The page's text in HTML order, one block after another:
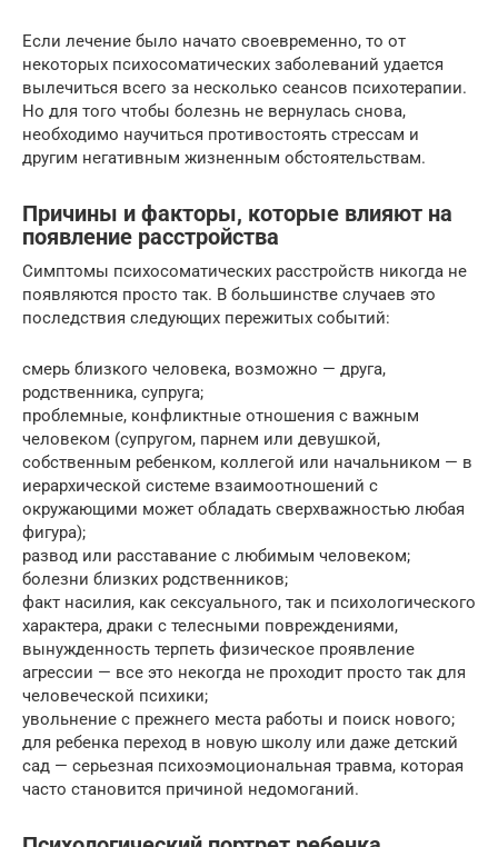
Если лечение было начато своевременно, то от
некоторых психосоматических заболеваний удается
вылечиться всего за несколько сеансов психотерапии.
Но для того чтобы болезнь не вернулась снова,
необходимо научиться противостоять стрессам и
другим негативным жизненным обстоятельствам.
Причины и факторы, которые влияют на
появление расстройства
Симптомы психосоматических расстройств никогда не
появляются просто так. В большинстве случаев это
последствия следующих пережитых событий:
смерь близкого человека, возможно — друга,
родственника, супруга;
проблемные, конфликтные отношения с важным
человеком (супругом, парнем или девушкой,
собственным ребенком, коллегой или начальником — в
иерархической системе взаимоотношений с
окружающими может обладать сверхважностью любая
фигура);
развод или расставание с любимым человеком;
болезни близких родственников;
факт насилия, как сексуального, так и психологического
характера, драки с телесными повреждениями,
вынужденность терпеть физическое проявление
агрессии — все это некогда не проходит просто так для
человеческой психики;
увольнение с прежнего места работы и поиск нового;
для ребенка переход в новую школу или даже детский
сад — серьезная психоэмоциональная травма, которая
часто становится причиной недомоганий.